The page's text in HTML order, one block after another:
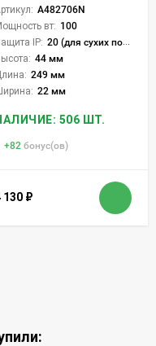
A482706N
вт: 100
IP: 20 (для сухих пом.)
44 мм
249 мм
22 мм
506 ШТ.
+82 бонус(ов)
130 ₽